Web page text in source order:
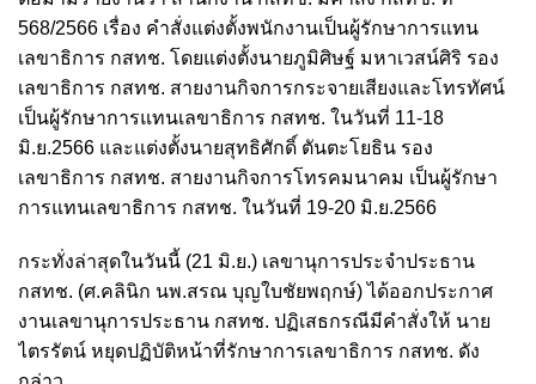
568/2566 เรื่อง คำสั่งแต่งตั้งพนักงานเป็นผู้รักษาการแทน
เลขาธิการ กสทช. โดยแต่งตั้งนายภูมิศิษฐ์ มหาเวสน์ศิริ รอง
เลขาธิการ กสทช. สายงานกิจการกระจายเสียงและโทรทัศน์
เป็นผู้รักษาการแทนเลขาธิการ กสทช. ในวันที่ 11-18
มิ.ย.2566 และแต่งตั้งนายสุทธิศักดิ์ ตันตะโยธิน รอง
เลขาธิการ กสทช. สายงานกิจการโทรคมนาคม เป็นผู้รักษา
การแทนเลขาธิการ กสทช. ในวันที่ 19-20 มิ.ย.2566
กระทั่งล่าสุดในวันนี้ (21 มิ.ย.) เลขานุการประจำประธาน
กสทช. (ศ.คลินิก นพ.สรณ บุญใบชัยพฤกษ์) ได้ออกประกาศ
งานเลขานุการประธาน กสทช. ปฏิเสธกรณีมีคำสั่งให้ นาย
ไตรรัตน์ หยุดปฏิบัติหน้าที่รักษาการเลขาธิการ กสทช. ดัง